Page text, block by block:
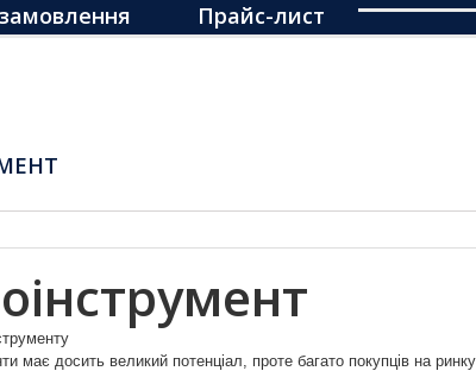
Прайс-лист
має досить великий потенціал, проте багато покупців на